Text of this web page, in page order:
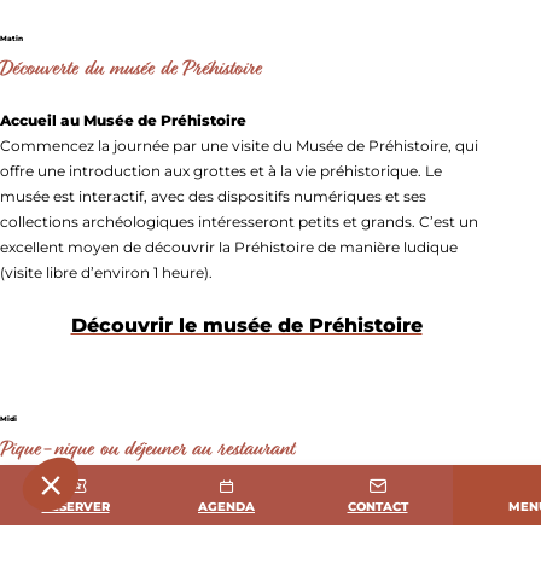
RÉSERVER AGENDA CONTACT
Matin
Découverte du musée de Préhistoire
Accueil au Musée de Préhistoire
Commencez la journée par une visite du Musée de Préhistoire, qui
offre une introduction aux grottes et à la vie préhistorique. Le
musée est interactif, avec des dispositifs numériques et ses
collections archéologiques intéresseront petits et grands. C’est un
excellent moyen de découvrir la Préhistoire de manière ludique
(visite libre d’environ 1 heure).
Découvrir le musée de Préhistoire
Midi
Pique-nique ou déjeuner au restaurant
Pause déjeuner en plein air
Vous pouvez profiter des aires de pique-nique sur place, qui sont